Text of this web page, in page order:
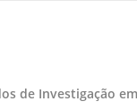
de Investigação